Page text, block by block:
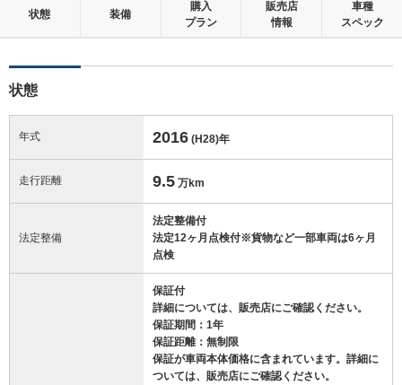
状態 装備
購入
プラン
販売店
情報
車種
スペック
状態
年式 2016 (H28)年
走行距離 9.5 万km
法定整備
法定整備付
法定12ヶ月点検付※貨物など一部車両は6ヶ月
点検
保証付
詳細については、販売店にご確認ください。
保証期間：1年
保証距離：無制限
保証が車両本体価格に含まれています。詳細に
ついては、販売店にご確認ください。